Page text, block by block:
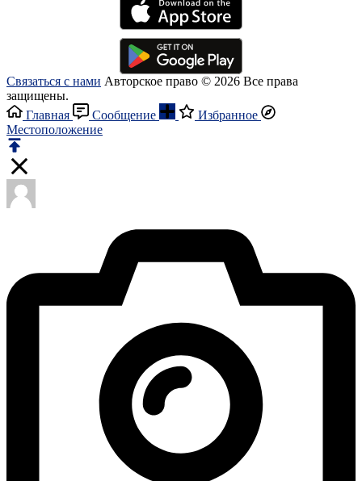
Связаться с нами Авторское право © 2026 Все права
защищены.
Главная
Сообщение
Избранное
Местоположение